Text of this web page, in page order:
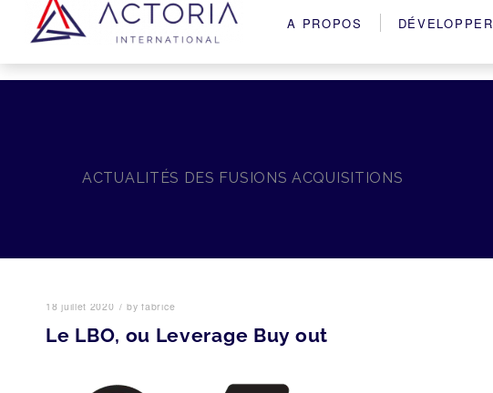
A PROPOS DÉVELOPPER
ACTUALITÉS DES FUSIONS ACQUISITIONS
18 juillet 2020 / byfabrice
Le LBO, ou Leverage Buy out